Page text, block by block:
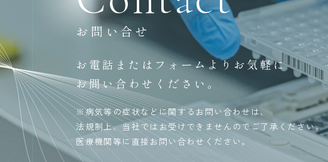
お問い合せ
お電話またはフォームよりお気軽に
お問い合わせください。
※病気等の症状などに関するお問い合わせは、
法規制上、当社ではお受けできませんのでご了承ください。
医療機関等に直接お問い合わせください。